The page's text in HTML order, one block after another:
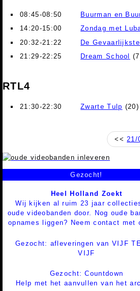
08:45-08:50 Buurman en
14:20-15:00
Zondag met
20:32-21:22
De
21:29-22:25
Dream School
RTL4
21:30-22:30 Zwarte Tulp
<<21/
Gezocht!
Heel Holland Zoekt
Wij kijken al ruim 23 jaar
oude videobanden door. Nog oude
opnames liggen? Neem contact met
Gezocht: afleveringen van VIJF
VIJF
Gezocht: Countdown
Help met het aanvullen van het